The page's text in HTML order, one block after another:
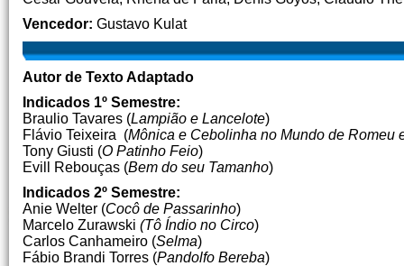
Vencedor: Gustavo Kulat
Autor de Texto Adaptado
Indicados 1º Semestre:
Braulio Tavares (Lampião e Lancelote)
Flávio Teixeira (Mônica e Cebolinha no Mundo de Romeu
Tony Giusti (O Patinho Feio)
Evill Rebouças (Bem do seu Tamanho)
Indicados 2º Semestre:
Anie Welter (Cocô de Passarinho)
Marcelo Zurawski (Tô Índio no Circo)
Carlos Canhameiro (Selma)
Fábio Brandi Torres (Pandolfo Bereba)